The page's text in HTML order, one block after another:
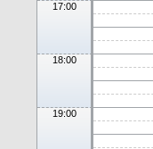
17:00
18:00
19:00